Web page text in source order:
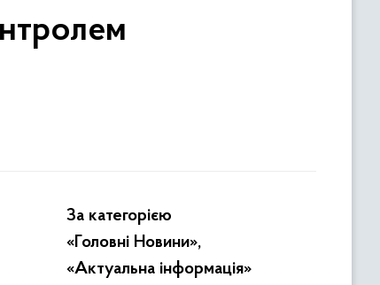
За категорією
«Головні Новини»,
«Актуальна інформація»